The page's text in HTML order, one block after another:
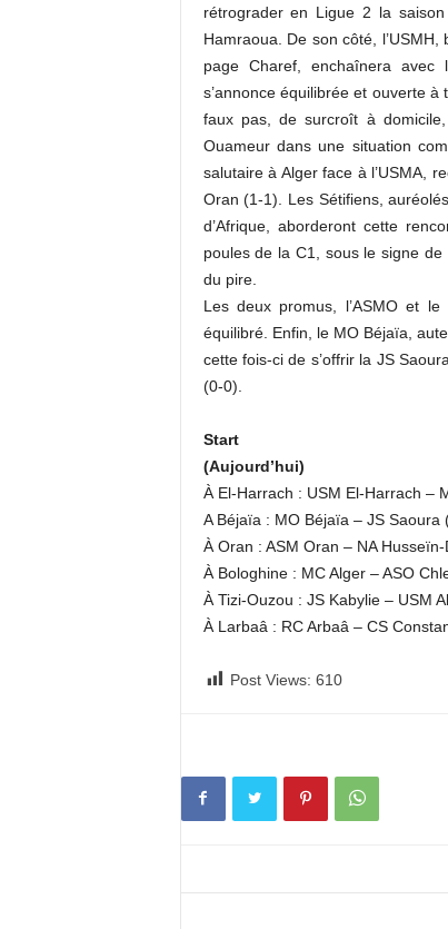
rétrograder en Ligue 2 la saison
Hamraoua. De son côté,
page Charef, enchaînera
s’annonce équilibrée et ouverte
faux pas, de surcroît à
Ouameur dans une situation
salutaire à Alger face à l’USMA,
Oran (1-1). Les Sétifiens,
d’Afrique, aborderont cette
poules de la C1, sous le signe
du pire.
Les deux promus, l’ASMO et
équilibré. Enfin, le MO Béjaïa,
cette fois-ci de s’offrir la JS
(0-0).
Start
(Aujourd’hui)
À El-Harrach : USM El-Harrach –
A Béjaïa : MO Béjaïa – JS Saoura
À Oran : ASM Oran – NA
À Bologhine : MC Alger – ASO
À Tizi-Ouzou : JS Kabylie – USM
À Larbaâ : RC Arbaâ – CS
Post Views: 610